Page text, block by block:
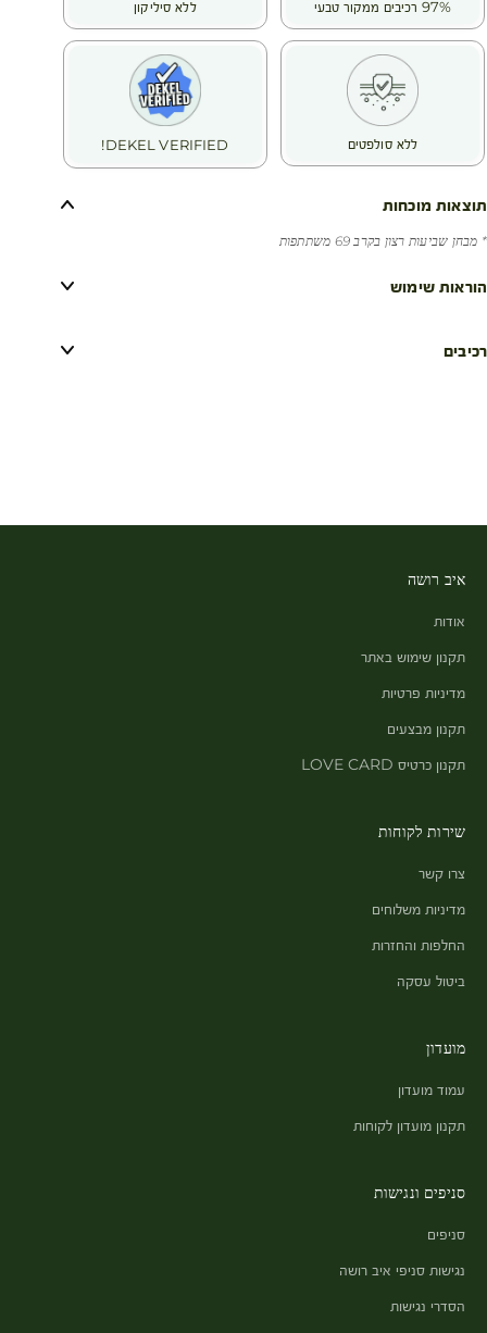
97% רכיבים ממקור טבעי ללא סיליקון
ללא סולפטים DEKEL VERIFIED!
תוצאות מוכחות
* מבחן שביעות רצון בקרב 69 משתתפות
הוראות שימוש
רכיבים
איב רושה
אודות
תקנון שימוש באתר
מדיניות פרטיות
תקנון מבצעים
תקנון כרטיס LOVE CARD
שירות לקוחות
צרו קשר
מדיניות משלוחים
החלפות והחזרות
ביטול עסקה
מועדון
עמוד מועדון
תקנון מועדון לקוחות
סניפים ונגישות
סניפים
נגישות סניפי איב רושה
הסדרי נגישות